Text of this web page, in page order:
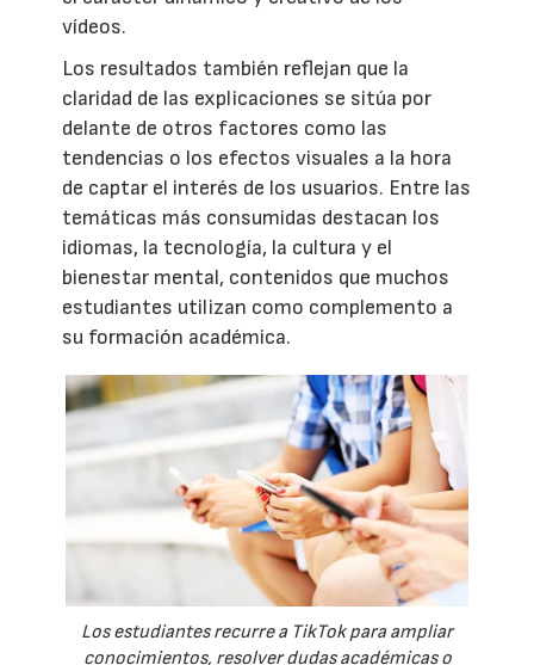
vídeos.
Los resultados también reflejan que la
claridad de las explicaciones se sitúa por
delante de otros factores como las
tendencias o los efectos visuales a la hora
de captar el interés de los usuarios. Entre las
temáticas más consumidas destacan los
idiomas, la tecnología, la cultura y el
bienestar mental, contenidos que muchos
estudiantes utilizan como complemento a
su formación académica.
Los estudiantes recurre a TikTok para ampliar
conocimientos, resolver dudas académicas o